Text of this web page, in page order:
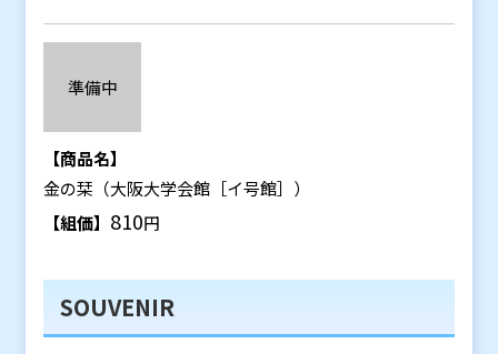
準備中
【商品名】
金の栞（大阪大学会館［イ号館］）
【組価】 810円
SOUVENIR